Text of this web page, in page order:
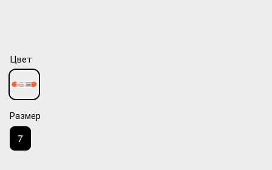
Цвет
Размер
7